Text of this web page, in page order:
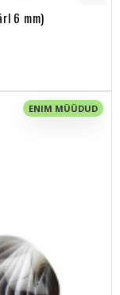
6 mm)
ENIM MÜÜDUD